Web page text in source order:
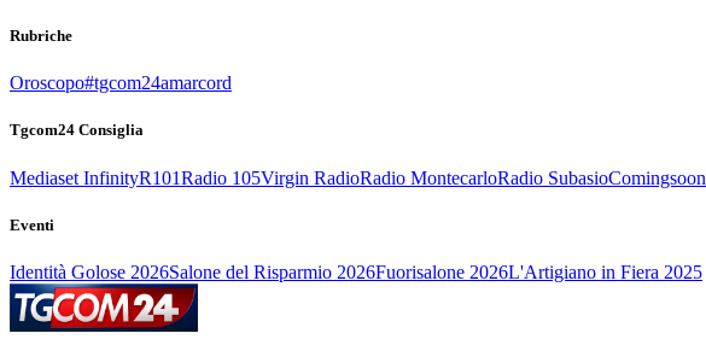
Rubriche
Oroscopo#tgcom24amarcord
Tgcom24 Consiglia
Mediaset InfinityR101Radio 105Virgin RadioRadio MontecarloRadio SubasioComingsoon
Eventi
Identità Golose 2026Salone del Risparmio 2026Fuorisalone 2026L'Artigiano in Fiera 2025